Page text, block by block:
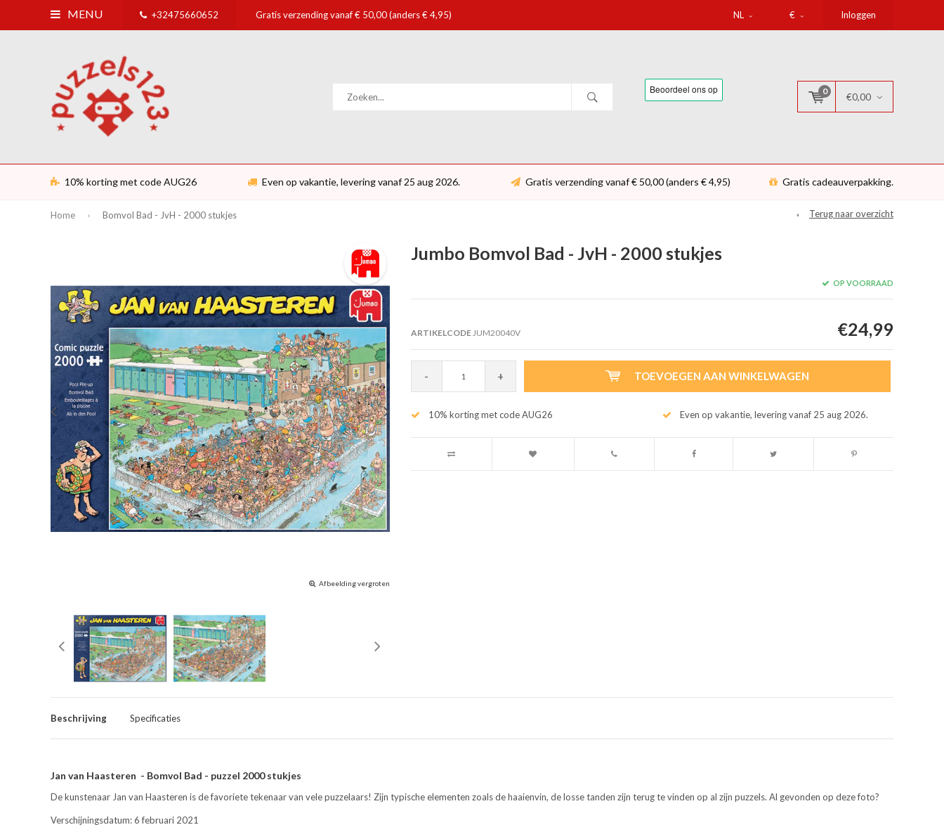
MENU +32475660652 Gratis verzending vanaf € 50,00 (anders € 4,95) NL € Inloggen
0
€0,00
10% korting met code AUG26 Even op vakantie, levering vanaf 25 aug 2026. Gratis verzending vanaf € 50,00 (anders € 4,95) Gratis cadeauverpakking.
Home Bomvol Bad - JvH - 2000 stukjes Terug naar overzicht
Afbeelding vergroten
Jumbo Bomvol Bad - JvH - 2000 stukjes
OP VOORRAAD
ARTIKELCODEJUM20040V €24,99
- + TOEVOEGEN AAN WINKELWAGEN
10% korting met code AUG26 Even op vakantie, levering vanaf 25 aug 2026.
Beschrijving Specificaties
Jan van Haasteren - Bomvol Bad - puzzel 2000 stukjes
De kunstenaar Jan van Haasteren is de favoriete tekenaar van vele puzzelaars! Zijn typische elementen zoals de haaienvin, de losse tanden zijn terug te vinden op al zijn puzzels. Al gevonden op deze foto?
Verschijningsdatum: 6 februari 2021